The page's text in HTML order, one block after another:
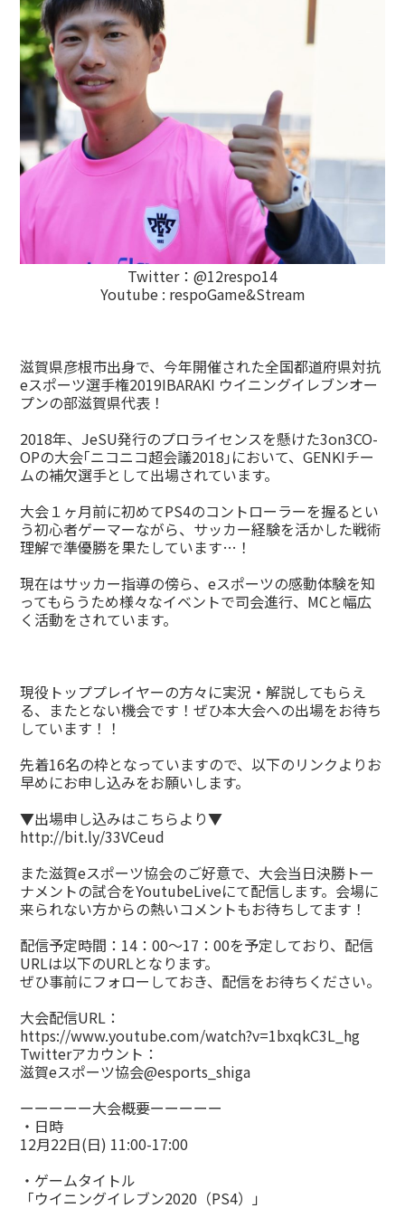
Twitter： @12respo14
Youtube : respoGame&Stream
滋賀県彦根市出身で、今年開催された全国都道府県対抗
eスポーツ選手権2019IBARAKI ウイニングイレブンオー
プンの部滋賀県代表！
2018年、JeSU発行のプロライセンスを懸けた3on3CO-
OPの大会｢ニコニコ超会議2018｣において、GENKIチー
ムの補欠選手として出場されています。
大会１ヶ月前に初めてPS4のコントローラーを握るとい
う初心者ゲーマーながら、サッカー経験を活かした戦術
理解で準優勝を果たしています…！
現在はサッカー指導の傍ら、eスポーツの感動体験を知
ってもらうため様々なイベントで司会進行、MCと幅広
く活動をされています。
現役トッププレイヤーの方々に実況・解説してもらえ
る、またとない機会です！ぜひ本大会への出場をお待ち
しています！！
先着16名の枠となっていますので、以下のリンクよりお
早めにお申し込みをお願いします。
▼出場申し込みはこちらより▼
http://bit.ly/33VCeud
また滋賀eスポーツ協会のご好意で、大会当日決勝トー
ナメントの試合をYoutubeLiveにて配信します。会場に
来られない方からの熱いコメントもお待ちしてます！
配信予定時間：14：00～17：00を予定しており、配信
URLは以下のURLとなります。
ぜひ事前にフォローしておき、配信をお待ちください。
大会配信URL：
https://www.youtube.com/watch?v=1bxqkC3L_hg
Twitterアカウント：
滋賀eスポーツ協会@esports_shiga
ーーーーー大会概要ーーーーー
・日時
12月22日(日) 11:00-17:00
・ゲームタイトル
「ウイニングイレブン2020（PS4）」